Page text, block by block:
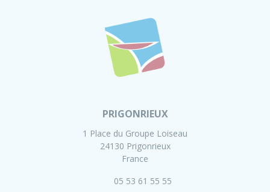
PRIGONRIEUX
1 Place du Groupe Loiseau
24130 Prigonrieux
France
05 53 61 55 55